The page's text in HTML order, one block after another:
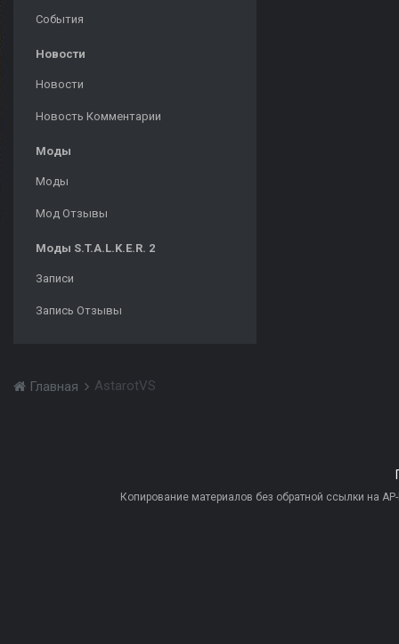
События
Новости
Новости
Новость Комментарии
Моды
Моды
Мод Отзывы
Моды S.T.A.L.K.E.R. 2
Записи
Запись Отзывы
Главная AstarotVS
Копирование материалов без обратной ссылки на